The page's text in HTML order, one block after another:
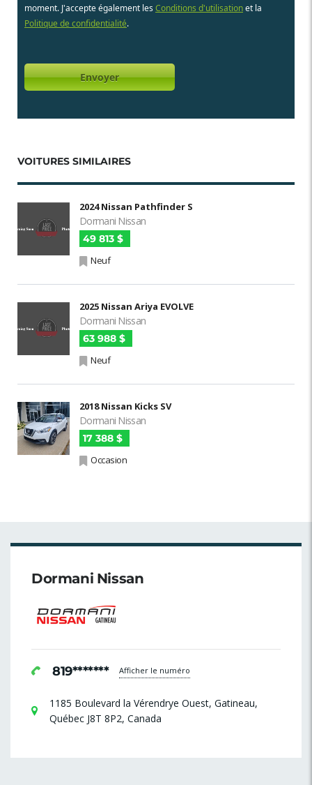
moment. J'accepte également les Conditions d'utilisationet la
Politique de confidentialité.
VOITURES SIMILAIRES
2024 Nissan Pathfinder S
Dormani Nissan
49 813 $
Neuf
2025 Nissan Ariya EVOLVE
Dormani Nissan
63 988 $
Neuf
2018 Nissan Kicks SV
Dormani Nissan
17 388 $
Occasion
Dormani Nissan
819******* Afficher le numéro
1185 Boulevard la Vérendrye Ouest, Gatineau,
Québec J8T 8P2, Canada